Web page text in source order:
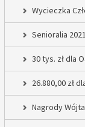
Wycieczka
Senioralia 2021
30 tys. zł dla
26.880,00 zł
Nagrody